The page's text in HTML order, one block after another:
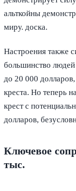
альткойны
миру. доска.
Настроения также
большинство
до 20 000
креста. Но теперь
крест с
долларов,
Ключевое
тыс.